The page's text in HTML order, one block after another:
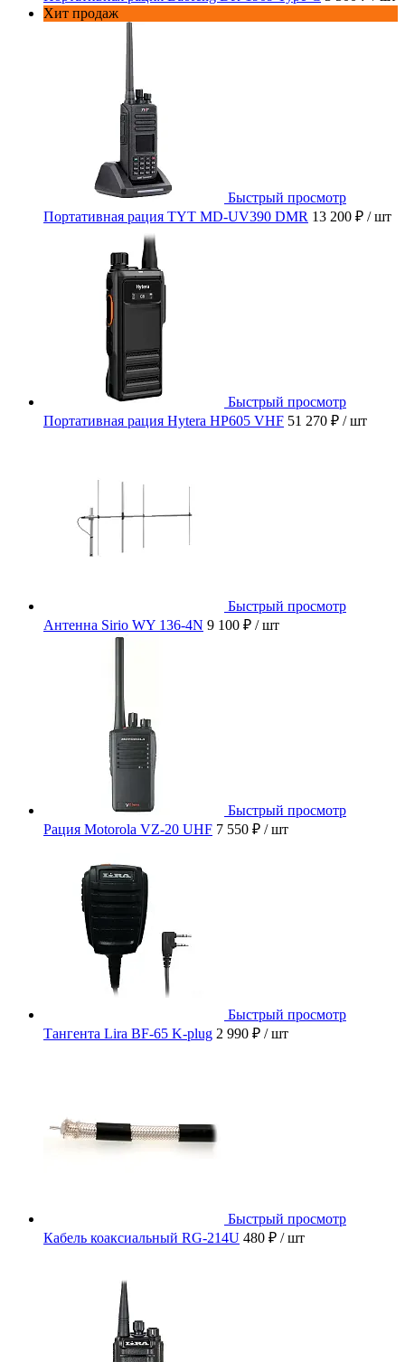
Хит продаж
Быстрый просмотр
Портативная рация TYT MD-UV390 DMR 13 200 ₽ / шт
Быстрый просмотр
Портативная рация Hytera HP605 VHF 51 270 ₽ / шт
Быстрый просмотр
Антенна Sirio WY 136-4N 9 100 ₽ / шт
Быстрый просмотр
Рация Motorola VZ-20 UHF 7 550 ₽ / шт
Быстрый просмотр
Тангента Lira BF-65 K-plug 2 990 ₽ / шт
Быстрый просмотр
Кабель коаксиальный RG-214U 480 ₽ / шт